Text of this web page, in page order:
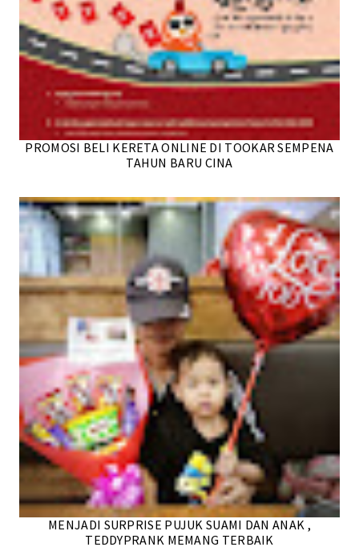
PROMOSI BELI KERETA ONLINE DI TOOKAR SEMPENA
TAHUN BARU CINA
MENJADI SURPRISE PUJUK SUAMI DAN ANAK ,
TEDDYPRANK MEMANG TERBAIK